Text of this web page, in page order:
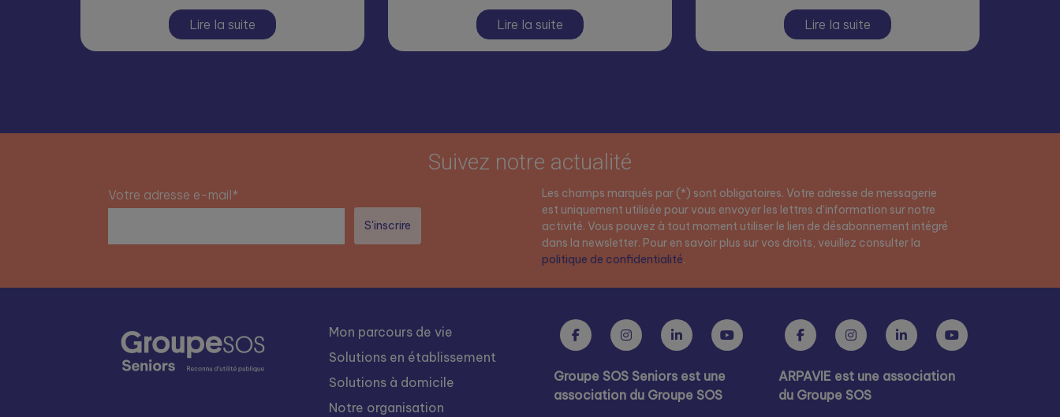
Lire la suite Lire la suite Lire la suite
Suivez notre actualité
Votre adresse e-mail*
Les champs marqués par (*) sont obligatoires. Votre adresse de messagerie
est uniquement utilisée pour vous envoyer les lettres d’information sur notre
activité. Vous pouvez à tout moment utiliser le lien de désabonnement intégré
dans la newsletter. Pour en savoir plus sur vos droits, veuillez consulter la
politique de confidentialité.
Mon parcours de vie
Solutions en établissement
Solutions à domicile
Notre organisation
Groupe SOS Seniors est une
association du Groupe SOS
ARPAVIE est une association
du Groupe SOS